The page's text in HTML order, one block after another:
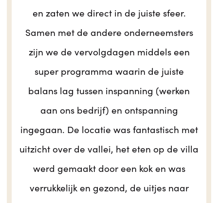
en zaten we direct in de juiste sfeer.
Samen met de andere onderneemsters
zijn we de vervolgdagen middels een
super programma waarin de juiste
balans lag tussen inspanning (werken
aan ons bedrijf) en ontspanning
ingegaan. De locatie was fantastisch met
uitzicht over de vallei, het eten op de villa
werd gemaakt door een kok en was
verrukkelijk en gezond, de uitjes naar